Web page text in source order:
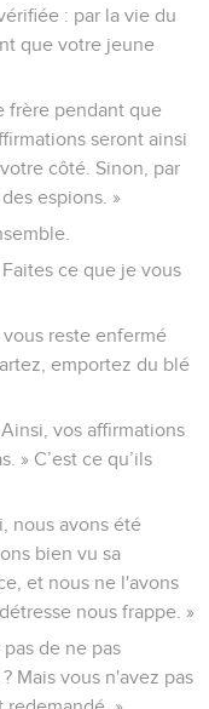
: par la vie du
que votre jeune
frère pendant que
seront ainsi
côté. Sinon, par
espions. »
ce que je vous
vous reste enfermé
emportez du blé
vos affirmations
» C’est ce qu’ils
nous avons été
bien vu sa
et nous ne l'avons
nous frappe. »
de ne pas
Mais vous n'avez pas